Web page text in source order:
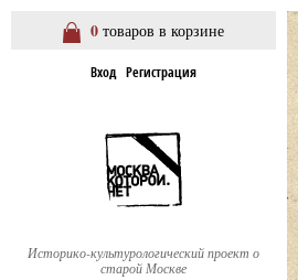
0 товаров в корзине
Вход Регистрация
Историко-культурологический проект о
старой Москве